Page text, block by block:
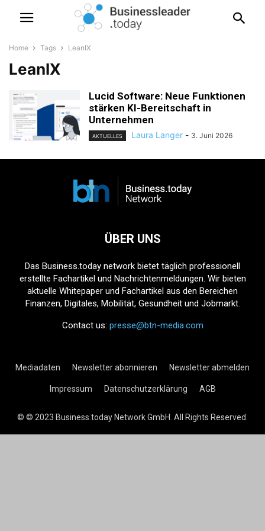
Home Tags LeanIX
LeanIX
Lucid Software: Neue Funktionen
stärken KI-Bereitschaft in
Unternehmen
AKTUELLES Laura Langer - 3. Juni 2026
ÜBER UNS
Das Business.today network bietet täglich professionell
erstellte Fachartikel und Nachrichtenmeldungen. Wir bieten
aktuelle Whitepaper und Fachartikel aus den Bereichen
Finanzen, Digitales, Mobilität, Gesundheit und Jobmarkt.
Contact us: presse@btn-media.com
Mediadaten Newsletter abonnieren Newsletter abmelden
Impressum Datenschutzerklärung AGB
© © 2023 Business.today Network GmbH. All Rights Reserved.